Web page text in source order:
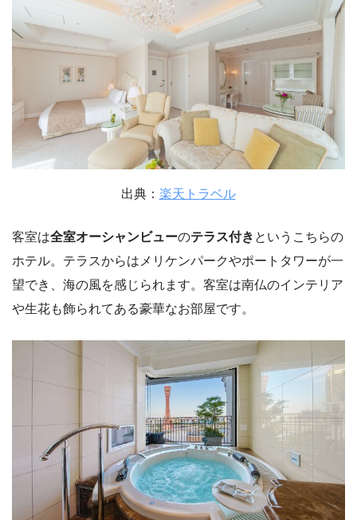
出典： 楽天トラベル
客室は全室オーシャンビューのテラス付き というこちらの
ホテル。テラスからはメリケンパークやポートタワーが一
望でき、海の風を感じられます。客室は南仏のインテリア
や生花も飾られてある豪華なお部屋です。